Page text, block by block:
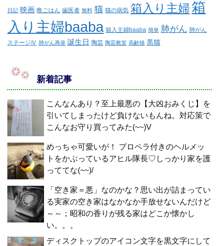
日記 映画 晩ごはん 歯医者 無料 猫 猫の病気 箱入り主婦箱
入り主婦baaba 箱入主婦baaba 簡単 肺がん 肺がん
ステージⅣ 肺がん再発 誕生日 陶芸 陶芸教室 高齢猫 黒猫
新着記事
こんなんあり？至上最悪の【大凶おみくじ】を
引いてしまったけど負けないもんね。対応策で
こんなお守り買ってみた(~~)V
めっちゃ可愛いが！ プロペラ付きのヘルメッ
トをかぶっているアヒル隊長♡しっかり家を護
っててな(~~)/
「空き家＝悪」なのかな？思い出が詰まってい
る実家の空き家はなかなか手放せないんだけど
～～；昭和の香りが残る家はどこか懐かし
い。。。
ディスクトップのアイコン文字を黒文字にして